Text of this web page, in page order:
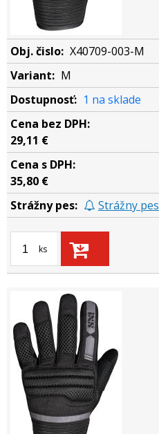
X40709-003-M
M
1 na sklade
29,11 €
35,80 €
Strážny pes
ks